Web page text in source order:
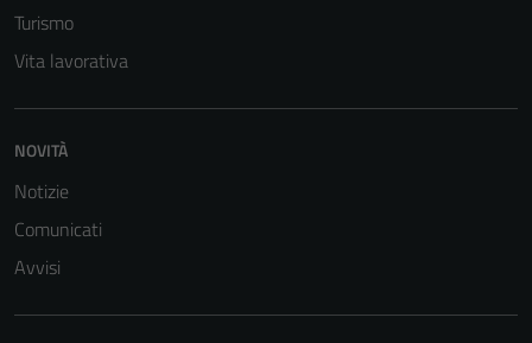
Turismo
Vita lavorativa
NOVITÀ
Notizie
Comunicati
Avvisi